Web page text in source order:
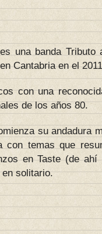
es una banda Tributo
Cantabria en el
con una
de los años 80.
su andadura
con temas que
en Taste (de
solitario.